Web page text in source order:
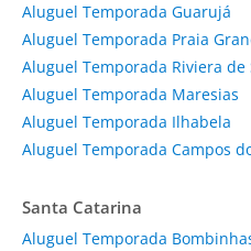
Aluguel Temporada Guarujá
Aluguel Temporada Praia
Aluguel Temporada Riviera de
Aluguel Temporada Maresias
Aluguel Temporada Ilhabela
Aluguel Temporada Campos
Santa Catarina
Aluguel Temporada